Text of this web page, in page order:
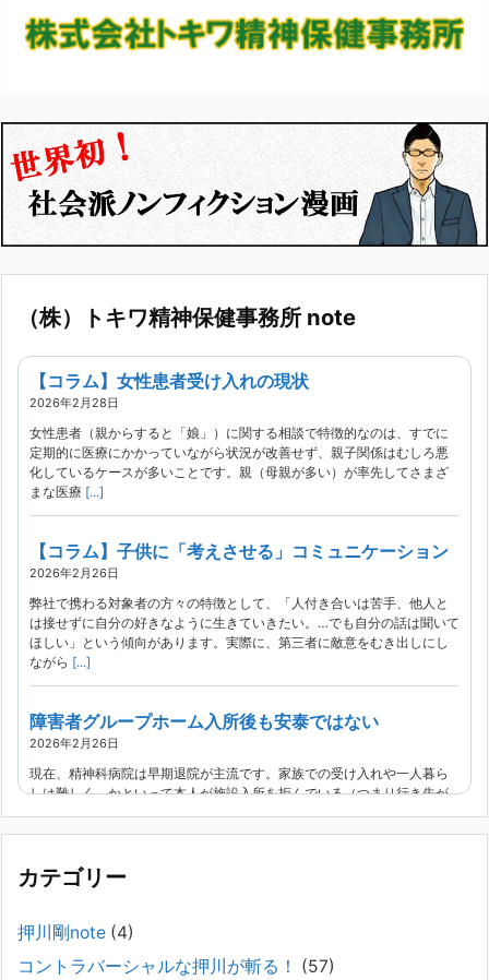
（株）トキワ精神保健事務所 note
【コラム】女性患者受け入れの現状
2026年2月28日
女性患者（親からすると「娘」）に関する相談で特徴的なのは、すでに
定期的に医療にかかっていながら状況が改善せず、親子関係はむしろ悪
化しているケースが多いことです。親（母親が多い）が率先してさまざ
まな医療 [...]
【コラム】子供に「考えさせる」コミュニケーション
2026年2月26日
弊社で携わる対象者の方々の特徴として、「人付き合いは苦手、他人と
は接せずに自分の好きなように生きていきたい。…でも自分の話は聞いて
ほしい」という傾向があります。実際に、第三者に敵意をむき出しにし
ながら [...]
障害者グループホーム入所後も安泰ではない
2026年2月26日
現在、精神科病院は早期退院が主流です。家族での受け入れや一人暮ら
しは難しく、かといって本人が施設入所を拒んでいる（つまり行き先が
見つかっていない）ような場合でも、病院から退院を急かされ、家族が
困ってし[...]
精神科から「退院できます」と言われた家族へ──退院
後の安全設計
2026年2月21日
通常価格 2,980円 → 今だけ 1,480円（50％OFF）こちらのnoteは、
カテゴリー
押川剛note (4)
コントラバーシャルな押川が斬る！
(57)